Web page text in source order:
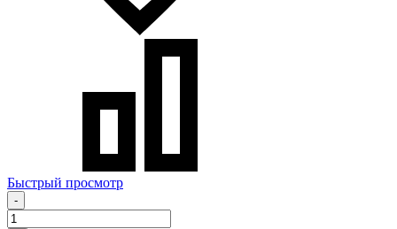
Быстрый просмотр
-